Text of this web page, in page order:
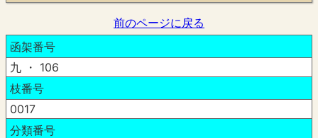
前のページに戻る
函架番号
九 ・ 106
枝番号
0017
分類番号